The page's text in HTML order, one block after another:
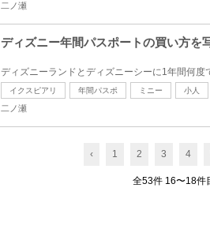
二ノ瀬
ディズニー年間パスポートの買い方を
イクスピアリ 年間パスポ ミニー 小人
二ノ瀬
‹ 1 2 3 4
全53件 16〜18件